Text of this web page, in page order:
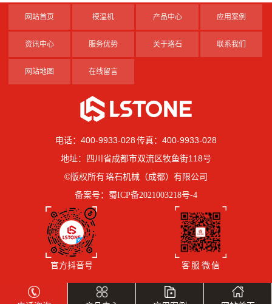
网站首页 模温机 产品中心 应用案例
资讯中心 服务优势 关于珞石 联系我们
网站地图 在线留言
电话：400-9933-028 传真：400-9933-028
地址：四川省成都市双流区牧鱼街118号
©版权所有 珞石机械（成都）有限公司
备案号： 蜀ICP备2021003218号-4
官方抖音号 客 服 微 信